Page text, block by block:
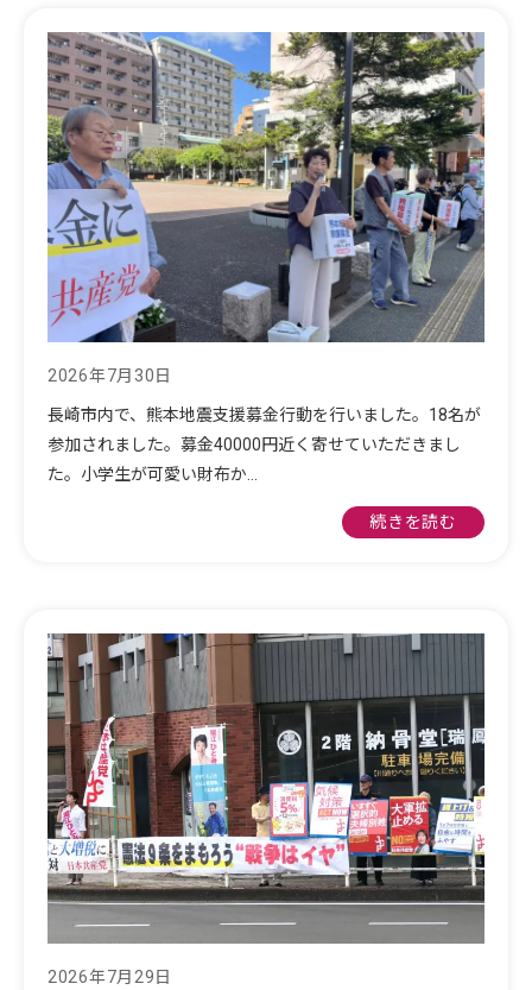
2026年7月30日
長崎市内で、熊本地震支援募金行動を行いました。18名が
参加されました。募金40000円近く寄せていただきまし
た。小学生が可愛い財布か…
続きを読む
2026年7月29日